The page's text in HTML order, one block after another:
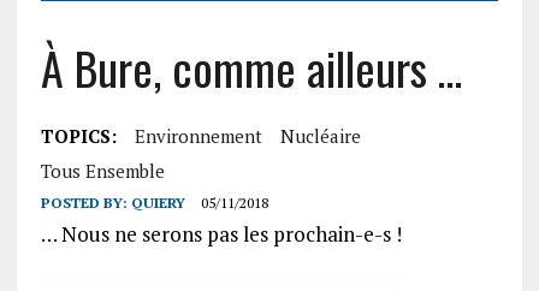
À Bure, comme ailleurs …
TOPICS: Environnement
Nucléaire
Tous Ensemble
POSTED BY: QUIERY 05/11/2018
… Nous ne serons pas les prochain-e-s !